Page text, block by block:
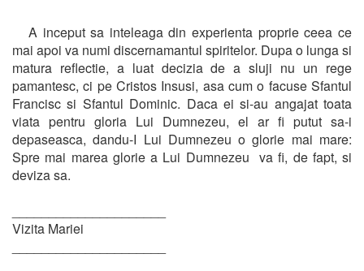
A inceput sa inteleaga din experienta proprie ceea ce
mai apoi va numi discernamantul spiritelor. Dupa o lunga si
matura reflectie, a luat decizia de a sluji nu un rege
pamantesc, ci pe Cristos Insusi, asa cum o facuse Sfantul
Francisc si Sfantul Dominic. Daca ei si-au angajat toata
viata pentru gloria Lui Dumnezeu, el ar fi putut sa-i
depaseasca, dandu-I Lui Dumnezeu o glorie mai mare:
Spre mai marea glorie a Lui Dumnezeu va fi, de fapt, si
deviza sa.
Vizita Mariei